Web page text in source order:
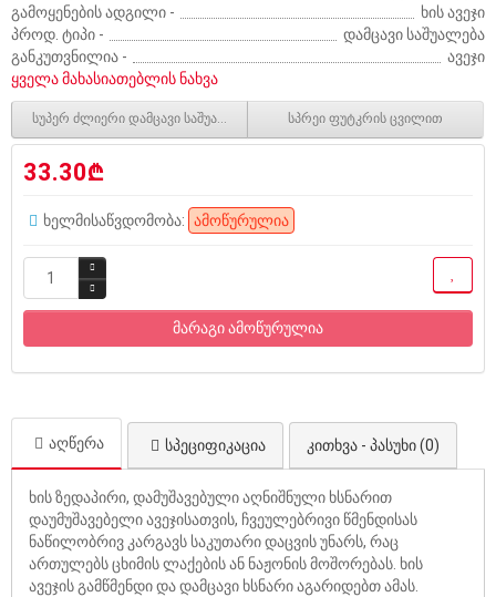
გამოყენების ადგილი -
ხის ავეჯი
პროდ. ტიპი -
დამცავი საშუალება
განკუთვნილია -
ავეჯი
ყველა მახასიათებლის ნახვა
სუპერ ძლიერი დამცავი საშუალება კედლების და იატაკების გასაწმენდად
სპრეი ფუტკრის ცვილით
33.30₾
ხელმისაწვდომობა: ამოწურულია
მარაგი ამოწურულია
აღწერა სპეციფიკაცია კითხვა - პასუხი (0)
ხის ზედაპირი, დამუშავებული აღნიშნული ხსნარით
დაუმუშავებელი ავეჯისათვის, ჩვეულებრივი წმენდისას
ნაწილობრივ კარგავს საკუთარი დაცვის უნარს, რაც
ართულებს ცხიმის ლაქების ან ნაჟონის მოშორებას. ხის
ავეჯის გამწმენდი და დამცავი ხსნარი აგარიდებთ ამას.